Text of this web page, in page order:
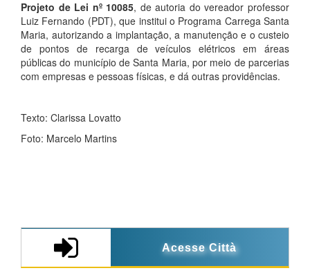
Projeto de Lei nº 10085, de autoria do vereador professor
Luiz Fernando (PDT), que institui o Programa Carrega Santa
Maria, autorizando a implantação, a manutenção e o custeio
de pontos de recarga de veículos elétricos em áreas
públicas do município de Santa Maria, por meio de parcerias
com empresas e pessoas físicas, e dá outras providências.
Texto: Clarissa Lovatto
Foto: Marcelo Martins
Acesse Città